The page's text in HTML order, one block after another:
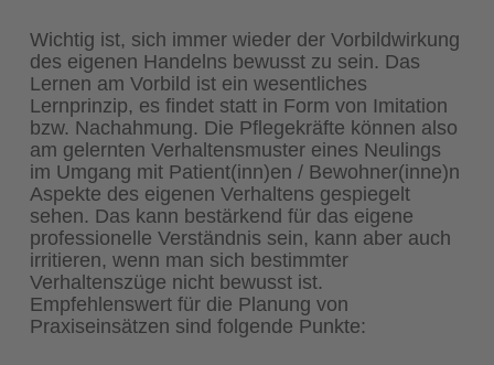
Wichtig ist, sich immer wieder der Vorbildwirkung
des eigenen Handelns bewusst zu sein. Das
Lernen am Vorbild ist ein wesentliches
Lernprinzip, es findet statt in Form von Imitation
bzw. Nachahmung. Die Pflegekräfte können also
am gelernten Verhaltensmuster eines Neulings
im Umgang mit Patient(inn)en / Bewohner(inne)n
Aspekte des eigenen Verhaltens gespiegelt
sehen. Das kann bestärkend für das eigene
professionelle Verständnis sein, kann aber auch
irritieren, wenn man sich bestimmter
Verhaltenszüge nicht bewusst ist.
Empfehlenswert für die Planung von
Praxiseinsätzen sind folgende Punkte: